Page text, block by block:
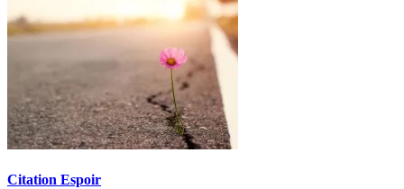
Citation Espoir